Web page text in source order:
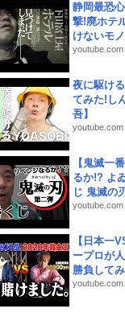
静岡最恐
撃!廃ホテ
けないモ
youtube.com
夜に駆け
てみた!し
吾】
youtube.com
【鬼滅一
るか!? よ
じ 鬼滅の
youtube.com
【日本一
ープロが
勝負して
youtube.com